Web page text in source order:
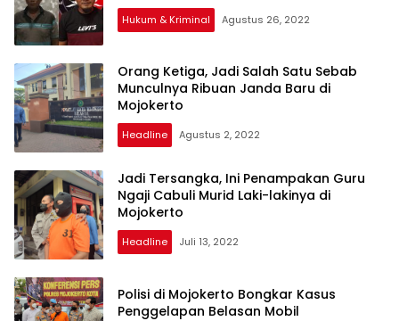
Hukum & Kriminal Agustus 26, 2022
Orang Ketiga, Jadi Salah Satu Sebab
Munculnya Ribuan Janda Baru di
Mojokerto
Headline Agustus 2, 2022
Jadi Tersangka, Ini Penampakan Guru
Ngaji Cabuli Murid Laki-lakinya di
Mojokerto
Headline Juli 13, 2022
Polisi di Mojokerto Bongkar Kasus
Penggelapan Belasan Mobil